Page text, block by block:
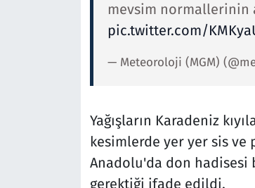
mevsim normallerinin
pic.twitter.com/
— Meteoroloji (MGM)
Yağışların Karadeniz
kesimlerde yer yer sis ve
Anadolu'da don
gerektiği ifade edildi.